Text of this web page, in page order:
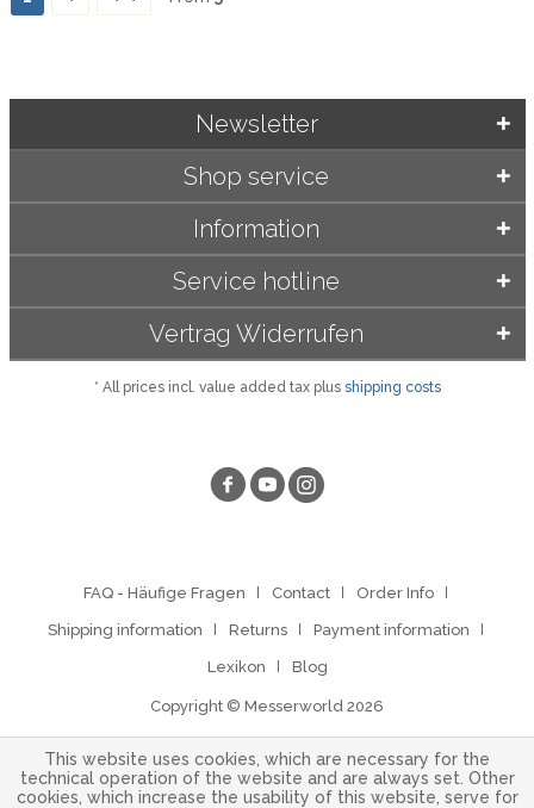
Service hotline
Shop service
Information
Newsletter
Vertrag Widerrufen
* All prices incl. value added tax plus shipping costs
FAQ - Häufige Fragen Contact Order Info
Shipping information Returns Payment information
Lexikon Blog
Copyright © Messerworld 2026
This website uses cookies, which are necessary for the
technical operation of the website and are always set. Other
cookies, which increase the usability of this website, serve for